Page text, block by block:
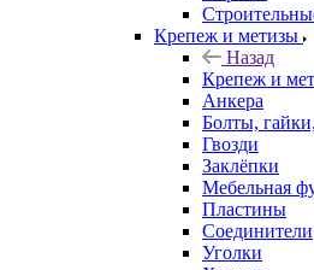
Крепеж и метизы
Назад
Крепеж и
Анкера
Болты,
Гвозди
Заклёпки
Мебельная
Пластины
Соединители
Уголки